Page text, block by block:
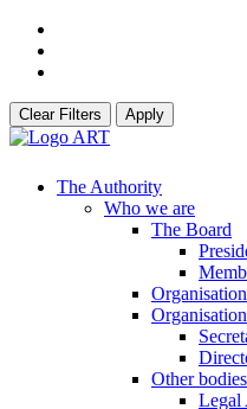
Clear Filters Apply
The Authority
Who we are
The Board
Other bodies
Legal